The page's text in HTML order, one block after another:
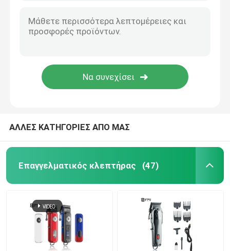
ΑΛΛΕΣ ΚΑΤΗΓΟΡΙΕΣ ΑΠΟ ΜΑΣ
Επαγγελματικός κλεπτήρας (47)